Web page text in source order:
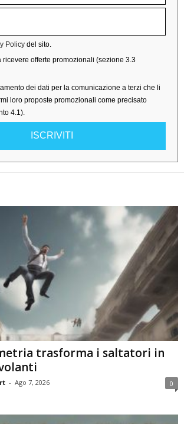
Policy del sito.
ricevere offerte promozionali (sezione 3.3
dei dati per la comunicazione a terzi che li
loro proposte promozionali come precisato
4.1).
ISCRIVITI
trasforma i saltatori in
- Ago 7, 2026 0